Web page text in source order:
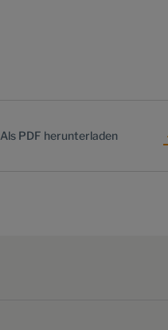
Als PDF herunterladen